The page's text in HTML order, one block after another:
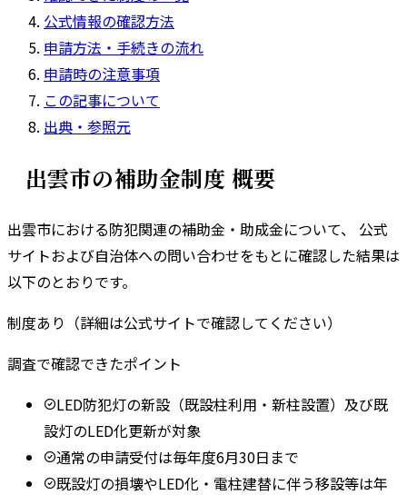
公式情報の確認方法
申請方法・手続きの流れ
申請時の注意事項
この記事について
出典・参照元
出雲市の補助金制度 概要
出雲市における防犯関連の補助金・助成金について、 公式
サイトおよび自治体への問い合わせをもとに確認した結果は
以下のとおりです。
制度あり（詳細は公式サイトで確認してください）
調査で確認できたポイント
LED防犯灯の新設（既設柱利用・新柱設置）及び既
設灯のLED化更新が対象
通常の申請受付は毎年度6月30日まで
既設灯の損壊やLED化・電柱建替に伴う移設等は年